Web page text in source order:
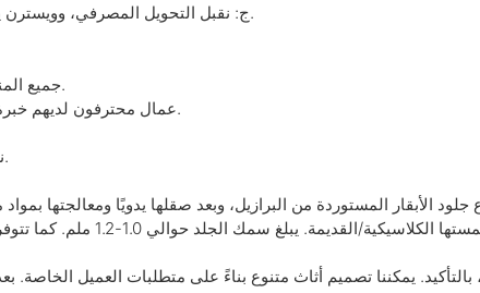
ج: نقبل التحويل المصرفي، وويسترن يونيون، وباي بال، وويسترن يونيون، وما إلى ذلك.
1) جميع المنتجات الجلدية الأصلية المستوردة من البرازيل.
2) عمال محترفون لديهم خبرة تزيد عن 10 سنوات في صنع الأعمال اليدوية.
4) نظام تخطيط موارد المؤسسات لتتبع الطلبات.
الأبقار المستوردة من البرازيل، وبعد صقلها يدويًا ومعالجتها